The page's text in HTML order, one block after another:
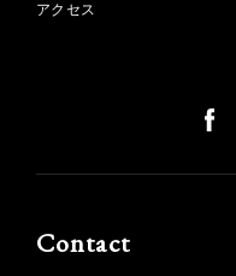
アクセス
Contact